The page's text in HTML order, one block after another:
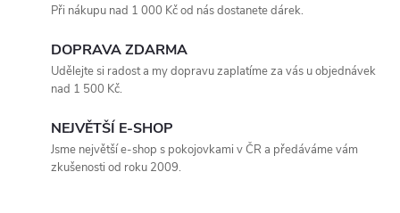
Při nákupu nad 1 000 Kč od nás dostanete dárek.
DOPRAVA ZDARMA
Udělejte si radost a my dopravu zaplatíme za vás u objednávek
nad 1 500 Kč.
NEJVĚTŠÍ E-SHOP
Jsme největší e-shop s pokojovkami v ČR a předáváme vám
zkušenosti od roku 2009.